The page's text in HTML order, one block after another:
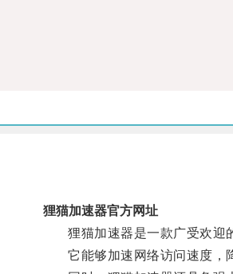
狸猫加速器官方网址
狸猫加速器是一款广受欢迎
它能够加速网络访问速度，